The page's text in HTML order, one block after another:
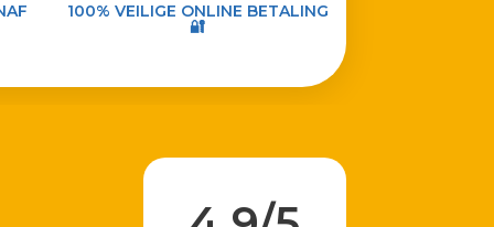
100% VEILIGE ONLINE BETALING
🔐